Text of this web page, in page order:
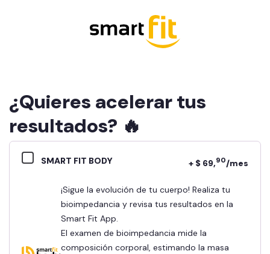
¿Quieres acelerar tus
resultados? 🔥
SMART FIT BODY + $ 69,90/mes
¡Sigue la evolución de tu cuerpo! Realiza tu
bioimpedancia y revisa tus resultados en la
Smart Fit App.
El examen de bioimpedancia mide la
composición corporal, estimando la masa